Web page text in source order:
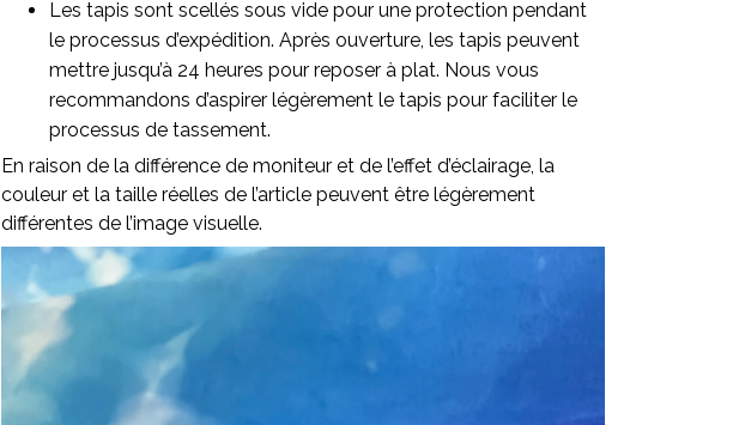
Les tapis sont scellés sous vide pour une protection pendant
le processus d’expédition. Après ouverture, les tapis peuvent
mettre jusqu’à 24 heures pour reposer à plat. Nous vous
recommandons d’aspirer légèrement le tapis pour faciliter le
processus de tassement.
En raison de la différence de moniteur et de l’effet d’éclairage, la
couleur et la taille réelles de l’article peuvent être légèrement
différentes de l’image visuelle.